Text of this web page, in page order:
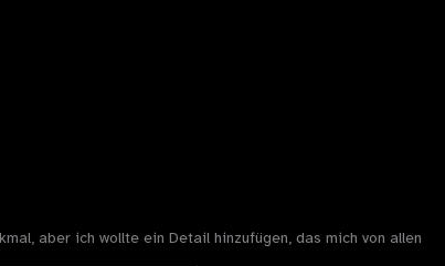
aber ich wollte ein Detail hinzufügen, das mich von allen